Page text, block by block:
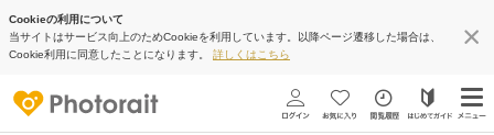
Cookieの利用について
当サイトはサービス向上のためCookieを利用しています。以降ページ遷移した場合は、
Cookie利用に同意したことになります。 詳しくはこちら